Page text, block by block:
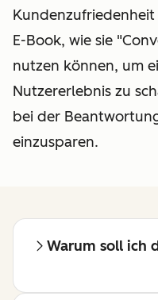
Kundenzufriedenheit
E-Book, wie sie
nutzen können, um
Nutzererlebnis zu
bei der
einzusparen.
Warum soll ich